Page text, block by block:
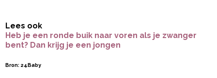
Lees ook
Heb je een ronde buik naar voren als je zwanger
bent? Dan krijg je een jongen
Bron: 24Baby